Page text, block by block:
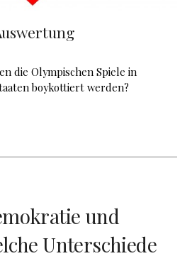
die Olympischen Spiele in
boykottiert werden?
und
Unterschiede